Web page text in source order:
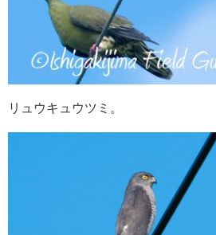
リュウキュウツミ。